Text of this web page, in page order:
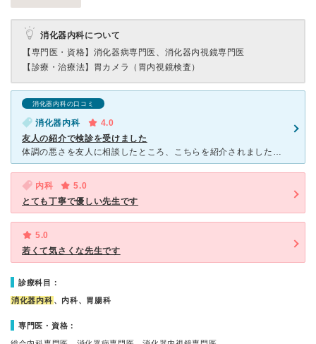
消化器内科について
【専門医・資格】 消化器病専門医、消化器内視鏡専門医
【診療・治療法】 胃カメラ（胃内視鏡検査）
消化器内科の口コミ
消化器内科
4.0
友人の紹介で検診を受けました
体調の悪さを友人に相談したところ、こちらを紹介されました。近鉄駅前で通院に便利だったこともあります。胃検診をしていただきましたが、こちらの不安をできるだけ除くような言葉がけにほっとしながら検査を受けま
内科
5.0
とても丁寧で優しい先生です
5.0
若くて気さくな先生です
診療科目：
消化器内科 、内科、胃腸科
専門医・資格：